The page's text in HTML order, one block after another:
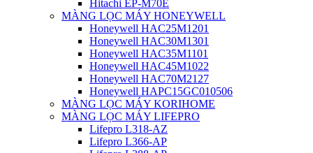
Hitachi EP-M70E
MÀNG LỌC MÁY HONEYWELL
Honeywell HAC25M1201
Honeywell HAC30M1301
Honeywell HAC35M1101
Honeywell HAC45M1022
Honeywell HAC70M2127
Honeywell HAPC15GC010506
MÀNG LỌC MÁY KORIHOME
MÀNG LỌC MÁY LIFEPRO
Lifepro L318-AZ
Lifepro L366-AP